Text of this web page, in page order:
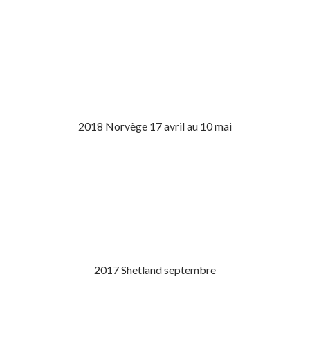
2018 Norvège 17 avril au 10 mai
2017 Shetland septembre